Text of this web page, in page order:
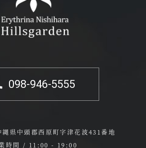
098-946-5555
県中頭郡西原町字津花波431番地
時間 / 11:00 - 19:00